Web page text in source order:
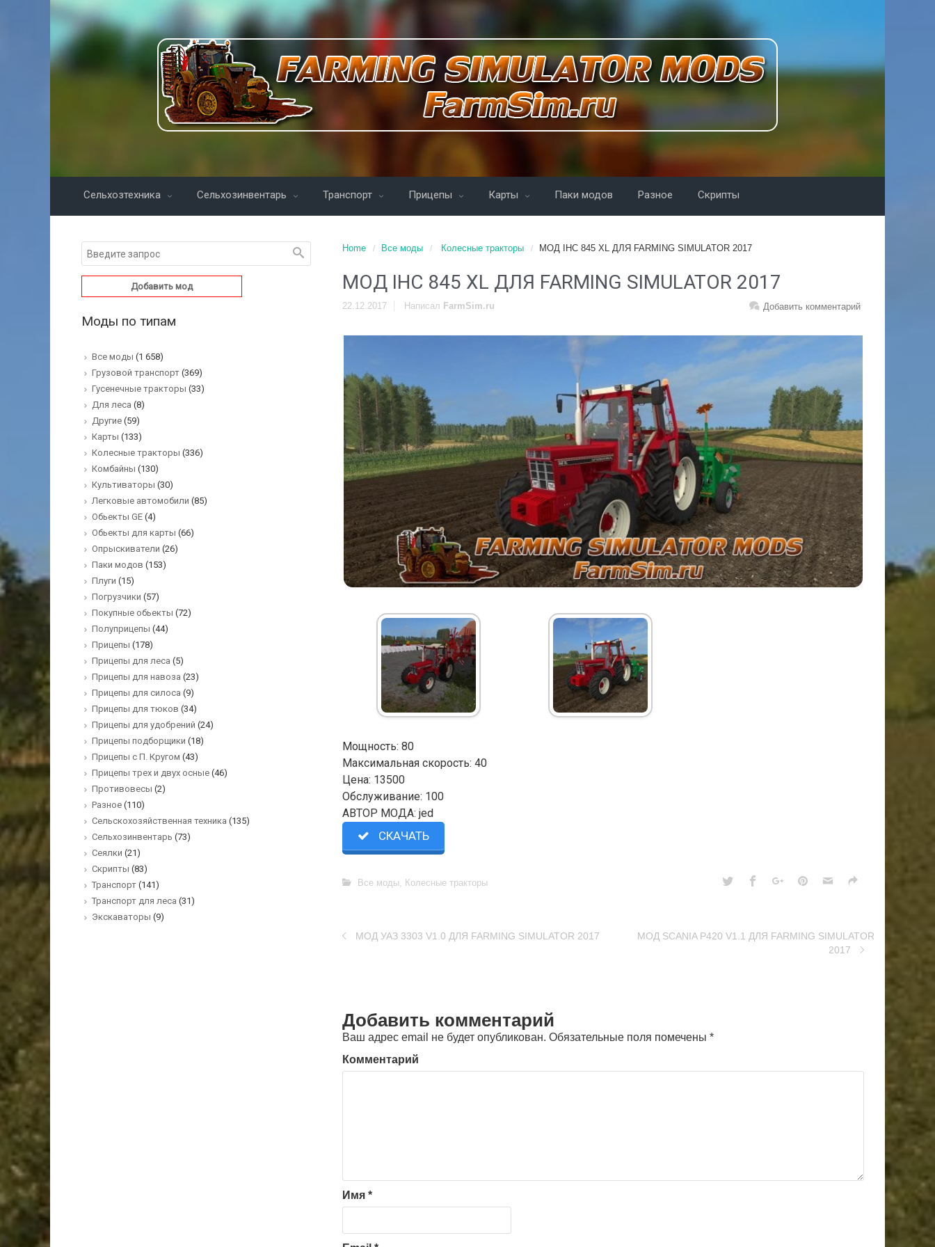
Сельхозтехника Сельхозинвентарь Транспорт Прицепы Карты Паки модов Разное Скрипты
Home Все моды Колесные тракторы МОД IHC 845 XL ДЛЯ FARMING SIMULATOR 2017
МОД IHC 845 XL ДЛЯ FARMING SIMULATOR 2017
22.12.2017 Добавить комментарий
Написал FarmSim.ru
Мощность: 80
Максимальная скорость: 40
Цена: 13500
Обслуживание: 100
АВТОР МОДА: jed
СКАЧАТЬ
Все моды, Колесные тракторы
МОД УАЗ 3303 V1.0 ДЛЯ FARMING SIMULATOR 2017
МОД SCANIA P420 V1.1 ДЛЯ FARMING SIMULATOR
2017
Добавить комментарий
Ваш адрес email не будет опубликован. Обязательные поля помечены *
Комментарий
Имя *
Добавить мод
Моды по типам
Все моды (1 658)
Грузовой транспорт (369)
Гусенечные тракторы (33)
Для леса (8)
Другие (59)
Карты (133)
Колесные тракторы (336)
Комбайны (130)
Культиваторы (30)
Легковые автомобили (85)
Обьекты GE (4)
Обьекты для карты (66)
Опрыскиватели (26)
Паки модов (153)
Плуги (15)
Погрузчики (57)
Покупные обьекты (72)
Полуприцепы (44)
Прицепы (178)
Прицепы для леса (5)
Прицепы для навоза (23)
Прицепы для силоса (9)
Прицепы для тюков (34)
Прицепы для удобрений (24)
Прицепы подборщики (18)
Прицепы с П. Кругом (43)
Прицепы трех и двух осные (46)
Противовесы (2)
Разное (110)
Сельскохозяйственная техника (135)
Сельхозинвентарь (73)
Сеялки (21)
Скрипты (83)
Транспорт (141)
Транспорт для леса (31)
Экскаваторы (9)